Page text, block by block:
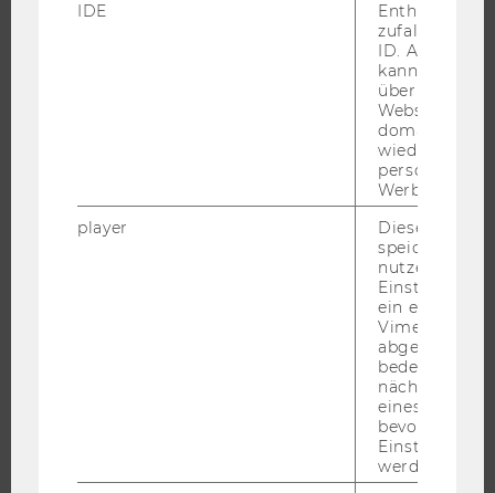
EVENTS ARCHIV
IDE
Enthält eine
ID. Anhand
kann Google
über
Websites
Werbung
player
Dieses Cookie
speichert
ein
Vimeo-Video
abgespielt
bedeutet,
nächsten
eines Vimeo-
bevorzugten
werden.